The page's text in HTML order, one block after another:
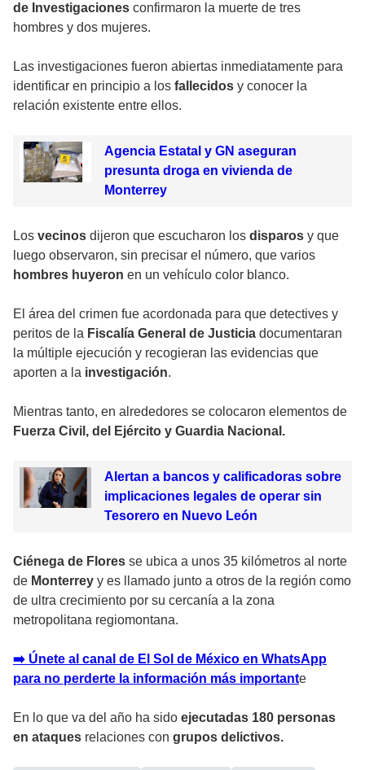
de Investigaciones confirmaron la muerte de tres
hombres y dos mujeres.
Las investigaciones fueron abiertas inmediatamente para
identificar en principio a los fallecidos y conocer la
relación existente entre ellos.
Agencia Estatal y GN aseguran
presunta droga en vivienda de
Monterrey
Los vecinos dijeron que escucharon los disparos y que
luego observaron, sin precisar el número, que varios
hombres huyeron en un vehículo color blanco.
El área del crimen fue acordonada para que detectives y
peritos de la Fiscalía General de Justicia documentaran
la múltiple ejecución y recogieran las evidencias que
aporten a la investigación.
Mientras tanto, en alrededores se colocaron elementos de
Fuerza Civil, del Ejército y Guardia Nacional.
Alertan a bancos y calificadoras sobre
implicaciones legales de operar sin
Tesorero en Nuevo León
Ciénega de Flores se ubica a unos 35 kilómetros al norte
de Monterrey y es llamado junto a otros de la región como
de ultra crecimiento por su cercanía a la zona
metropolitana regiomontana.
➡️ Únete al canal de El Sol de México en WhatsApp
para no perderte la información más importante
En lo que va del año ha sido ejecutadas 180 personas
en ataques relaciones con grupos delictivos.